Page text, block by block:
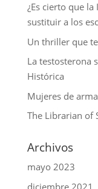
¿Es cierto que
sustituir a los
Un thriller que
La testosterona
Histórica
Mujeres de
The Librarian of
Archivos
mayo 2023
diciembre 2021